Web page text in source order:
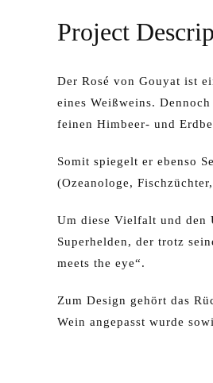
Project
Der Rosé von Gouyat ist
eines Weißweins.
feinen Himbeer- und
Somit spiegelt er ebenso
(Ozeanologe,
Um diese Vielfalt und den
Superhelden, der trotz
meets the eye“.
Zum Design gehört das
Wein angepasst wurde